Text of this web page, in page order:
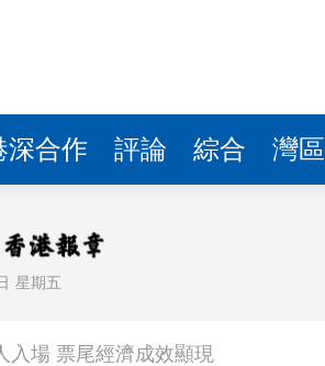
深合作 評論 綜合 灣區
星期五
入場 票尾經濟成效顯現